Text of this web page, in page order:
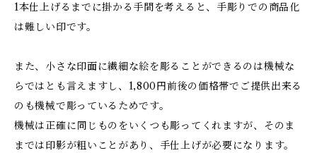
1本仕上げるまでに掛かる手間を考えると、手彫りでの商品化
は難しい印です。
また、小さな印面に繊細な絵を彫ることができるのは機械な
らではとも言えますし、1,800円前後の価格帯でご提供出来る
のも機械で彫っているためです。
機械は正確に同じものをいくつも彫ってくれますが、そのま
までは印影が粗いことがあり、手仕上げが必要になります。